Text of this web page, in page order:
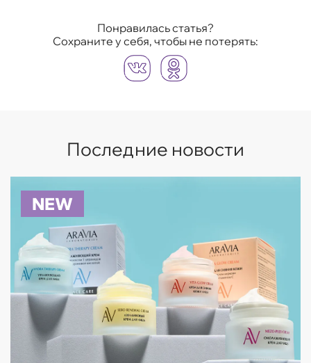
Понравилась статья?
Сохраните у себя, чтобы не потерять:
Последние новости
NEW